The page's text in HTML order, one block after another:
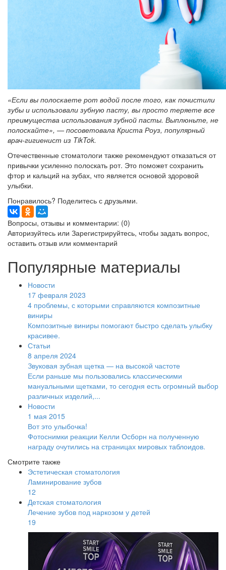
«Если вы полоскаете рот водой после того, как почистили
зубы и использовали зубную пасту, вы просто теряете все
преимущества использования зубной пасты. Выплюньте, не
полоскайте», — посоветовала Криста Роуз, популярный
врач-гигиенист из TikTok.
Отечественные стоматологи также рекомендуют отказаться от
привычки усиленно полоскать рот. Это поможет сохранить
фтор и кальций на зубах, что является основой здоровой
улыбки.
Понравилось? Поделитесь с друзьями.
Вопросы, отзывы и комментарии: (0)
Авторизуйтесь или Зарегистрируйтесь, чтобы задать вопрос,
оставить отзыв или комментарий
Популярные материалы
Новости
17 февраля 2023
4 проблемы, с которыми справляются композитные
виниры
Композитные виниры помогают быстро сделать улыбку
красивее.
Статьи
8 апреля 2024
Звуковая зубная щетка — на высокой частоте
Если раньше мы пользовались классическими
мануальными щетками, то сегодня есть огромный выбор
различных изделий,...
Новости
1 мая 2015
Вот это улыбочка!
Фотоснимки реакции Келли Осборн на полученную
награду очутились на страницах мировых таблоидов.
Смотрите также
Эстетическая стоматология
Ламинирование зубов
12
Детская стоматология
Лечение зубов под наркозом у детей
19